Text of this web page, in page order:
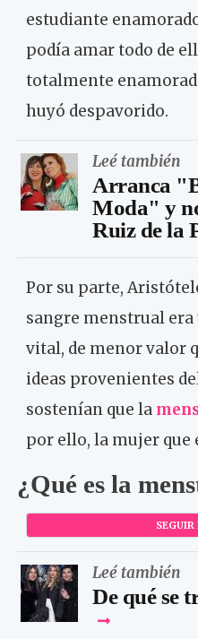
estudiante
podía amar todo de
totalmente
huyó despavorido.
Leé también
Arranca
Moda" y
Ruiz de la
Por su parte,
sangre menstrual
vital, de menor valor
ideas provenientes
sostenían que la
por ello, la mujer que
¿Qué es la
SEGUIR
Leé también
De qué se